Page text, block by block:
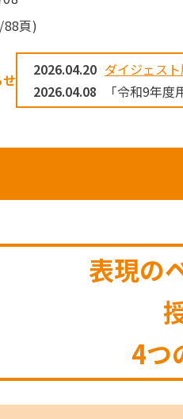
頁)
2026.04.20 ダイジェス
2026.04.08
「令和9年
表現の
4つ